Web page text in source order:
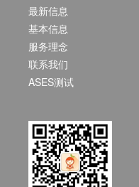
最新信息
基本信息
服务理念
联系我们
ASES测试